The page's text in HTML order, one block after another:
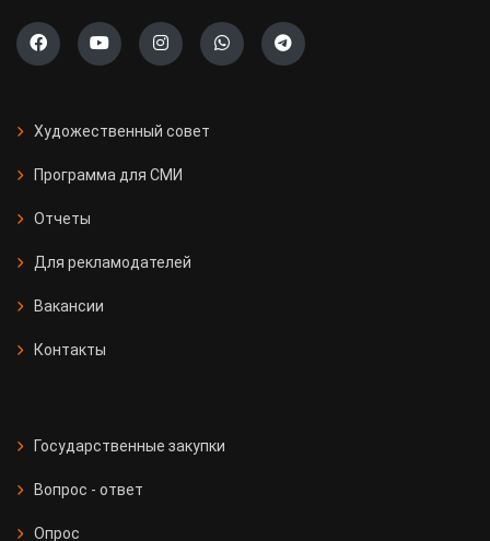
Художественный совет
Программа для СМИ
Отчеты
Для рекламодателей
Вакансии
Контакты
Государственные закупки
Вопрос - ответ
Опрос